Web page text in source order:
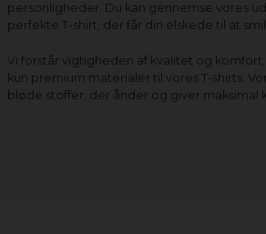
personligheder. Du kan gennemse vores
perfekte T-shirt, der får din elskede til at
Vi forstår vigtigheden af ​​kvalitet og
kun premium materialer til vores T-shirts.
bløde stoffer, der ånder og giver maksimal